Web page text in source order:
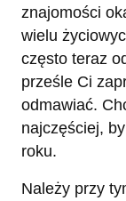
znajomości
wielu
często teraz
prześle Ci
odmawiać.
najczęściej,
roku.
Należy przy